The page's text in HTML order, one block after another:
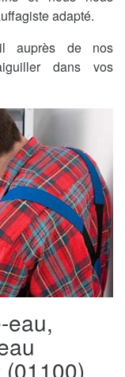
adapté.
auprès de nos
dans vos
eau,